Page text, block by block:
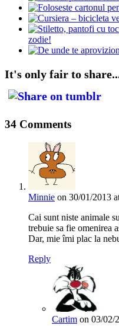
zodie!
It's only fair to
34 Comments
Minnie on 30/01/2013
Cai sunt niste animale
trebuie sa fie omenirea
Dar, mie îmi plac la
Reply
Cartim on 03/02/